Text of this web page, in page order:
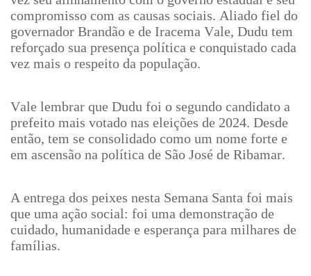
compromisso com as causas sociais. Aliado fiel do
governador Brandão e de Iracema Vale, Dudu tem
reforçado sua presença política e conquistado cada
vez mais o respeito da população.
Vale lembrar que Dudu foi o segundo candidato a
prefeito mais votado nas eleições de 2024. Desde
então, tem se consolidado como um nome forte e
em ascensão na política de São José de Ribamar.
A entrega dos peixes nesta Semana Santa foi mais
que uma ação social: foi uma demonstração de
cuidado, humanidade e esperança para milhares de
famílias.